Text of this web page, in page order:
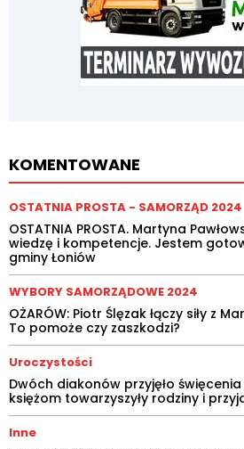
KOMENTOWANE
OSTATNIA PROSTA - SAMORZĄD 2024
OSTATNIA PROSTA. Martyna
wiedzę i kompetencje. Jestem
gminy Łoniów
WYBORY SAMORZĄDOWE 2024
OŻARÓW: Piotr Ślęzak łączy siły z
To pomoże czy zaszkodzi?
Uroczystości
Dwóch diakonów przyjęło święcenia
księżom towarzyszyły rodziny i
Inne